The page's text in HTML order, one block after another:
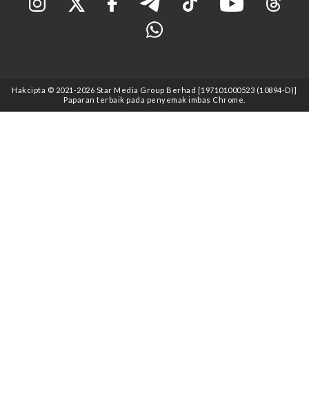
Hakcipta © 2021 -2026 Star Media Group Berhad [197101000523 (10894-D)]
Paparan terbaik pada penyemak imbas Chrome.